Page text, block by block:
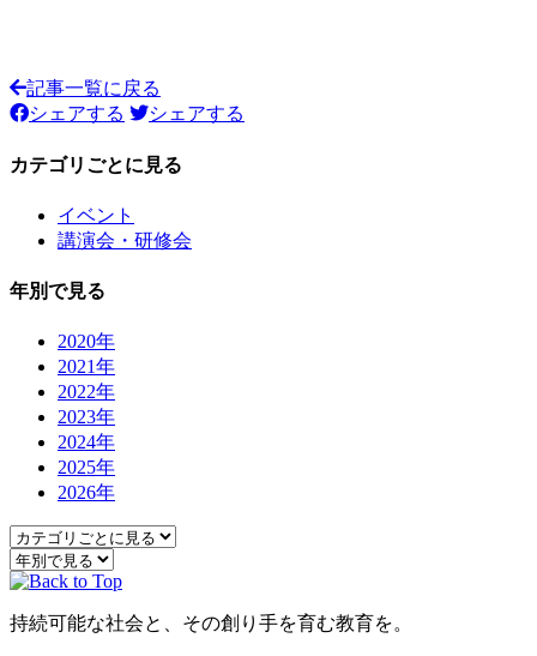
記事一覧に戻る
シェアする
シェアする
カテゴリごとに見る
イベント
講演会・研修会
年別で見る
2020年
2021年
2022年
2023年
2024年
2025年
2026年
持続可能な社会と、その創り手を育む教育を。